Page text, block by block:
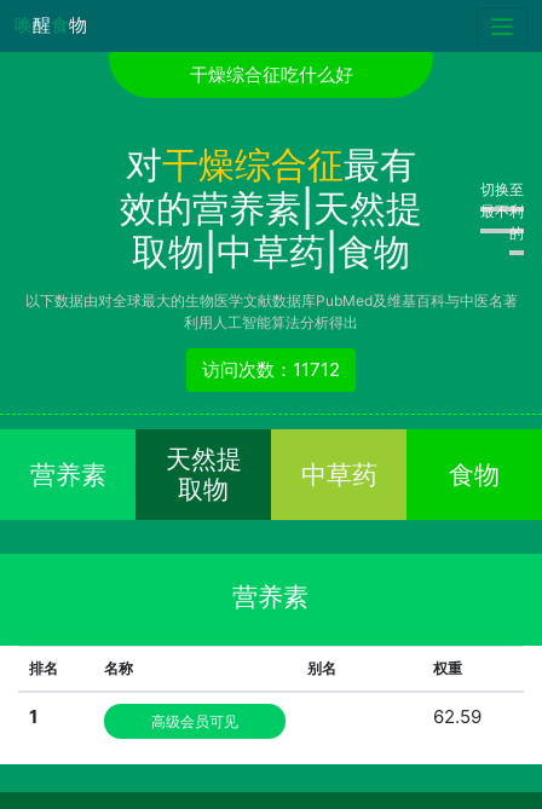
唤醒食物
干燥综合征吃什么好
对干燥综合征最有
效的营养素|天然提
取物|中草药|食物
切换至
最不利
的
以下数据由对全球最大的生物医学文献数据库PubMed及维基百科与中医名著
利用人工智能算法分析得出
访问次数：11712
营养素
天然提
取物
中草药 食物
营养素
排名 名称 别名 权重
1 高级会员可见 62.59